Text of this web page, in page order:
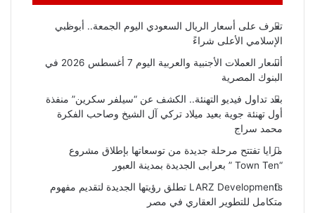
تعرف على أسعار الريال السعودي اليوم الجمعة.. أبوظبي
الإسلامي الأعلى شراءً
أسعار العملات الأجنبية والعربية اليوم 7 أغسطس 2026 في
البنوك المصرية
بعد تداول فيديو التهنئة.. الكشف عن “سيلفر سكرين” منفذة
أول تهنئة جوية بعيد ميلاد تركي آل الشيخ وصاحب الفكرة
محمد سراج
مزايا تفتتح مرحلة جديدة من توسعاتها بإطلاق مشروع
“Town Ten ” بعرابى الجديدة بمدينة العبور
LARZ Developments تطلق رؤيتها الجديدة لتقديم مفهوم
متكامل للتطوير العقاري في مصر